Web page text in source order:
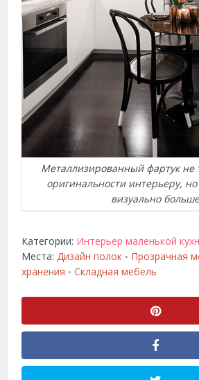
Металлизированный фартук не
оригинальности интерьеру, но
визуально больше
Категории: Интерьер маленькой
Места:Дизайн полок • Прозрачная
хранения • Складная мебель